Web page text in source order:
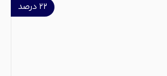
۲۲ درصد